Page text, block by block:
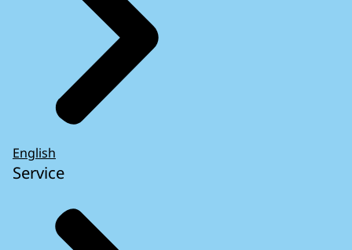
English
Service